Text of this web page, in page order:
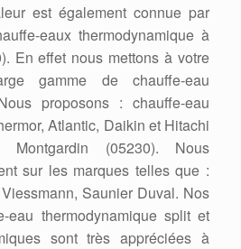
est également connue par
eaux thermodynamique à
En effet nous mettons à votre
gamme de chauffe-eau
proposons : chauffe-eau
Atlantic, Daikin et Hitachi
(05230). Nous
sur les marques telles que :
Saunier Duval. Nos
eau thermodynamique split et
sont très appréciées à